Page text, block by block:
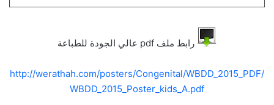
رابط ملف pdf عالي الجودة للطباعة
http://werathah.com/posters/Congenital/WBDD_2015_PDF/
WBDD_2015_Poster_kids_A.pdf